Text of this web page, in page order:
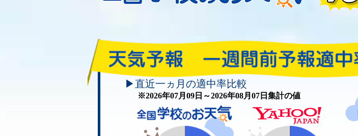
▶直近一ヵ月の適中率比較
※2026年07月09日～2026年08月07日集計の値